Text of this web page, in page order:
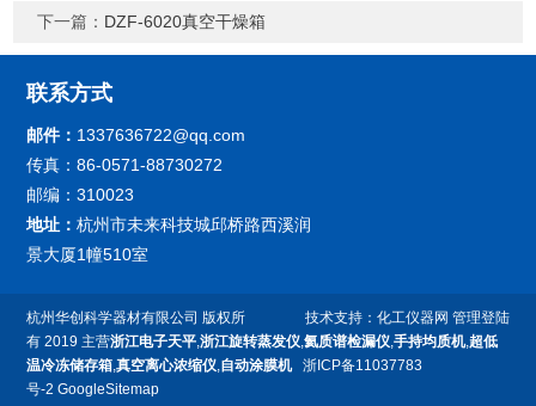
下一篇： DZF-6020真空干燥箱
联系方式
邮件： 1337636722@qq.com
传真：86-0571-88730272
邮编：310023
地址：杭州市未来科技城邱桥路西溪润
景大厦1幢510室
技术支持： 化工仪器网 管理登陆
杭州华创科学器材有限公司 版权所
有 2019 主营浙江电子天平,浙江旋转蒸发仪,氦质谱检漏仪,手持均质机,超低
温冷冻储存箱,真空离心浓缩仪,自动涂膜机
浙ICP备11037783
号-2 GoogleSitemap